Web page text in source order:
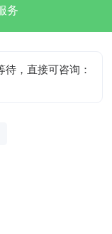
务
，直接可咨询：